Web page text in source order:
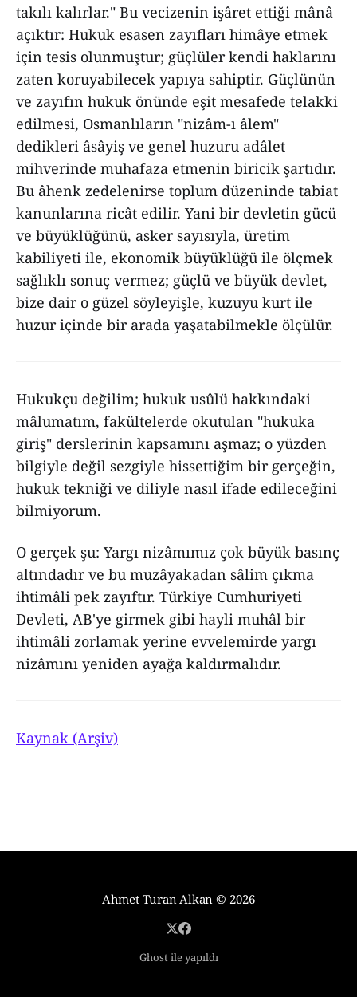
takılı kalırlar." Bu vecizenin işâret ettiği mânâ
açıktır: Hukuk esasen zayıfları himâye etmek
için tesis olunmuştur; güçlüler kendi haklarını
zaten koruyabilecek yapıya sahiptir. Güçlünün
ve zayıfın hukuk önünde eşit mesafede telakki
edilmesi, Osmanlıların "nizâm-ı âlem"
dedikleri âsâyiş ve genel huzuru adâlet
mihverinde muhafaza etmenin biricik şartıdır.
Bu âhenk zedelenirse toplum düzeninde tabiat
kanunlarına ricât edilir. Yani bir devletin gücü
ve büyüklüğünü, asker sayısıyla, üretim
kabiliyeti ile, ekonomik büyüklüğü ile ölçmek
sağlıklı sonuç vermez; güçlü ve büyük devlet,
bize dair o güzel söyleyişle, kuzuyu kurt ile
huzur içinde bir arada yaşatabilmekle ölçülür.
Hukukçu değilim; hukuk usûlü hakkındaki
mâlumatım, fakültelerde okutulan "hukuka
giriş" derslerinin kapsamını aşmaz; o yüzden
bilgiyle değil sezgiyle hissettiğim bir gerçeğin,
hukuk tekniği ve diliyle nasıl ifade edileceğini
bilmiyorum.
O gerçek şu: Yargı nizâmımız çok büyük basınç
altındadır ve bu muzâyakadan sâlim çıkma
ihtimâli pek zayıftır. Türkiye Cumhuriyeti
Devleti, AB'ye girmek gibi hayli muhâl bir
ihtimâli zorlamak yerine evvelemirde yargı
nizâmını yeniden ayağa kaldırmalıdır.
Kaynak (Arşiv)
Ahmet Turan Alkan © 2026
Ghost ile yapıldı